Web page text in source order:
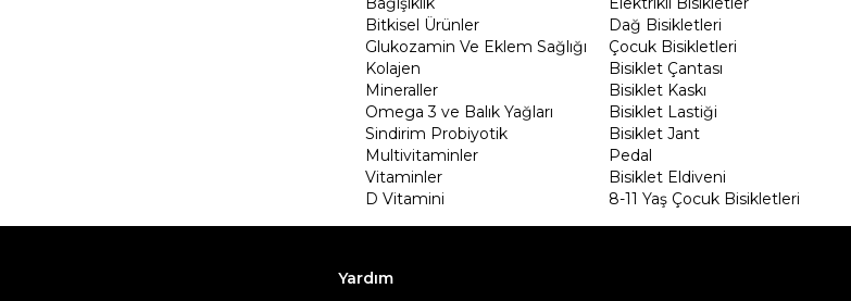
Bitkisel Ürünler
Glukozamin Ve Eklem Sağlığı
Kolajen
Mineraller
Omega 3 ve Balık Yağları
Sindirim Probiyotik
Multivitaminler
Vitaminler
D Vitamini
Dağ Bisikletleri
Çocuk Bisikletleri
Bisiklet Çantası
Bisiklet Kaskı
Bisiklet Lastiği
Bisiklet Jant
Pedal
Bisiklet Eldiveni
8-11 Yaş Çocuk Bisikletleri
Yardım